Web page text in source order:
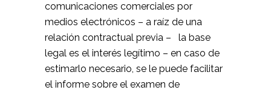
comunicaciones comerciales por
medios electrónicos – a raíz de una
relación contractual previa – la base
legal es el interés legítimo – en caso de
estimarlo necesario, se le puede facilitar
el informe sobre el examen de